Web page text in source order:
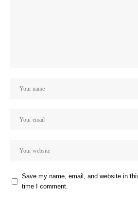
Save my name, email, and website in
time I comment.